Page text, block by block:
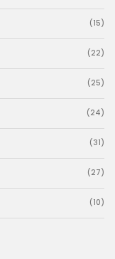
(15)
(22)
(25)
(24)
(31)
(27)
(10)